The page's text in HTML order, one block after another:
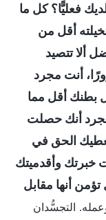
فعليًّا؟ كل ما
أقل من
ألا تتصيد
أنت مجرد
بطنك أقل مما
أنك حصلت
الحق في
خبرتك وأقدميتك
أنها مقابل
الله وعمله. التجسُّدان